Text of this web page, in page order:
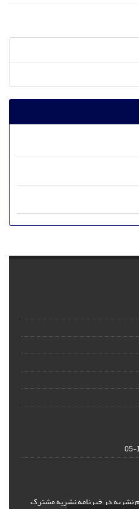
نشریه در خبرنامه نشریه مشترک